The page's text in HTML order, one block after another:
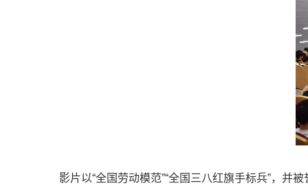
影片以“全国劳动模范”“全国三八红旗手标兵”，并